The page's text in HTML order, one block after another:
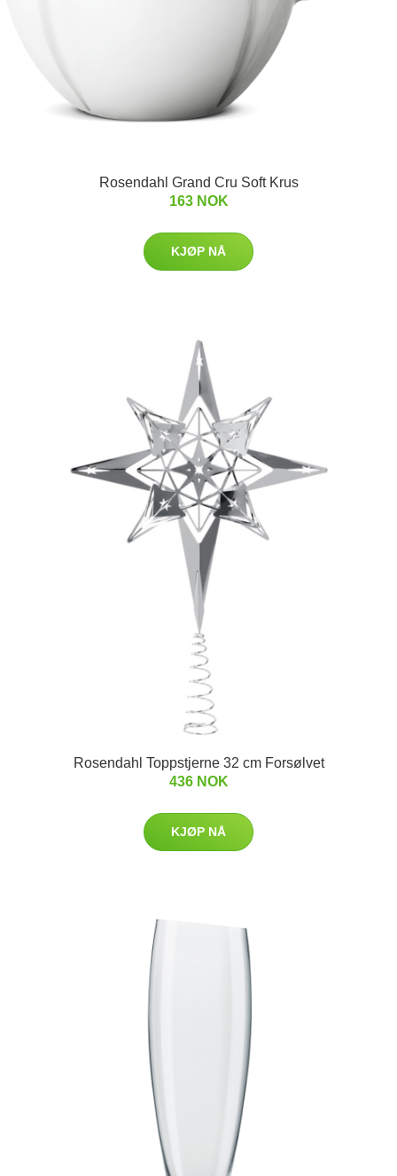
Rosendahl Grand Cru Soft Krus
163 NOK
KJØP NÅ
Rosendahl Toppstjerne 32 cm Forsølvet
436 NOK
KJØP NÅ